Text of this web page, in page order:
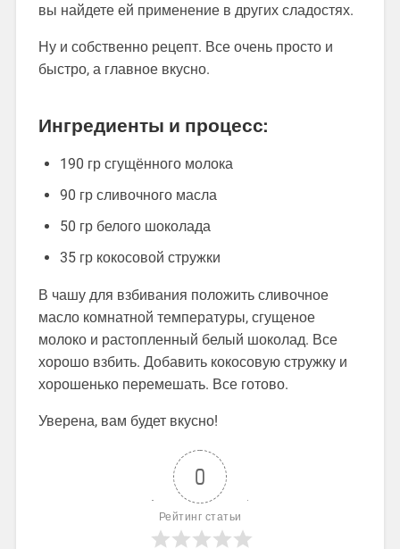
вы найдете ей применение в других сладостях.
Ну и собственно рецепт. Все очень просто и
быстро, а главное вкусно.
Ингредиенты и процесс:
190 гр сгущённого молока
90 гр сливочного масла
50 гр белого шоколада
35 гр кокосовой стружки
В чашу для взбивания положить сливочное
масло комнатной температуры, сгущеное
молоко и растопленный белый шоколад. Все
хорошо взбить. Добавить кокосовую стружку и
хорошенько перемешать. Все готово.
Уверена, вам будет вкусно!
0
Рейтинг статьи